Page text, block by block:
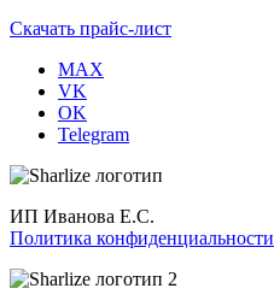
Скачать прайс-лист
MAX
VK
OK
Telegram
ИП Иванова Е.С.
Политика конфиденциальности